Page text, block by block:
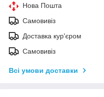
Нова Пошта
Самовивіз
Доставка кур'єром
Самовивіз
Всі умови доставки